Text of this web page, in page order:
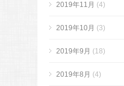
2019年11月 (4)
2019年10月 (3)
2019年9月 (18)
2019年8月 (4)